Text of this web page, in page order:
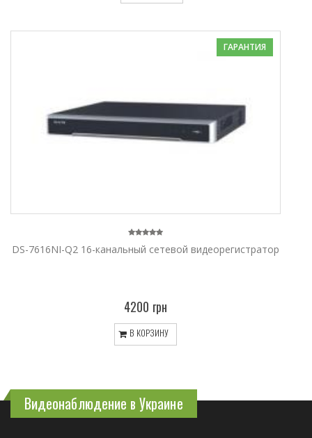
ГАРАНТИЯ
DS-7616NI-Q2 16-канальный сетевой видеорегистратор
4200 грн
В КОРЗИНУ
Видеонаблюдение в Украине